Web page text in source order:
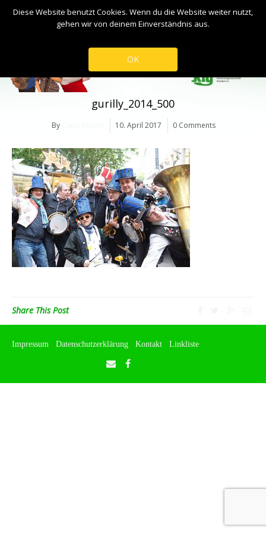
gurilly_2014_500
By 10. April 2017 0 Comments
Share This Post
Impressum Datenschutzerklärung Kontakt Linkliste
Diese Website benutzt Cookies. Wenn du die Website weiter nutzt,
gehen wir von deinem Einverständnis aus.
OK